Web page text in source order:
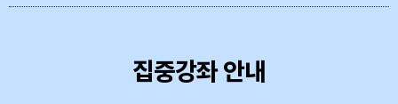
집중강좌 안내